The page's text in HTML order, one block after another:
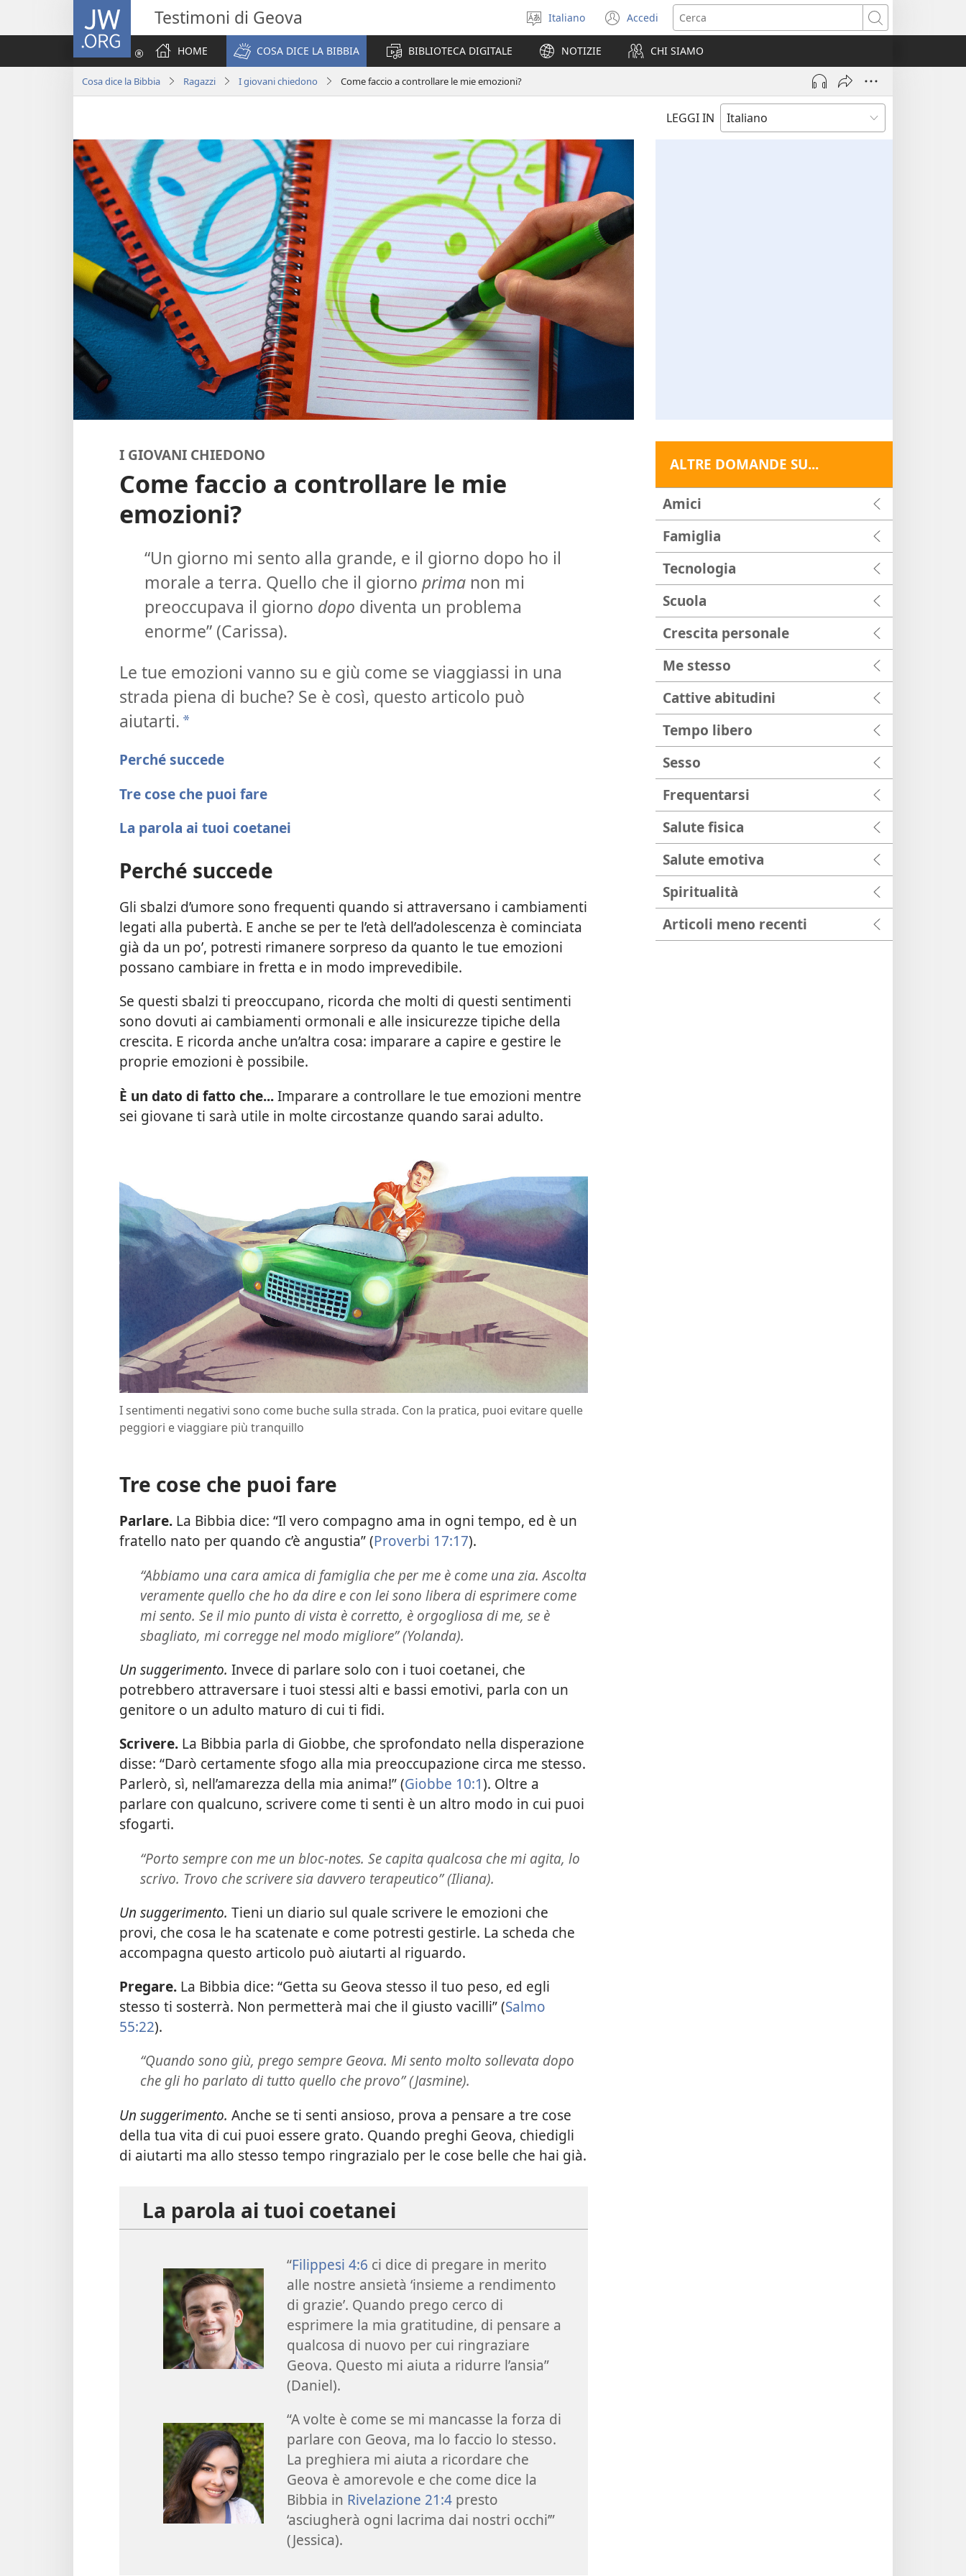
JW.ORG Testimoni di Geova
Seleziona
la
lingua
Italiano Accedi
(apre
una
nuova
finestra)
Cerca
HOME
COSA DICE LA BIBBIA BIBLIOTECA DIGITALE NOTIZIE CHI SIAMO
Cosa dice la Bibbia Ragazzi I giovani chiedono Come faccio a controllare le mie emozioni?
LEGGI IN
I GIOVANI CHIEDONO
Come faccio a controllare le mie
emozioni?
“Un giorno mi sento alla grande, e il giorno dopo ho il
morale a terra. Quello che il giorno primanon mi
preoccupava il giorno dopo diventa un problema
enorme” (Carissa).
Le tue emozioni vanno su e giù come se viaggiassi in una
strada piena di buche? Se è così, questo articolo può
aiutarti. a
Perché succede
Tre cose che puoi fare
La parola ai tuoi coetanei
Perché succede
Gli sbalzi d’umore sono frequenti quando si attraversano i cambiamenti
legati alla pubertà. E anche se per te l’età dell’adolescenza è cominciata
già da un po’, potresti rimanere sorpreso da quanto le tue emozioni
possano cambiare in fretta e in modo imprevedibile.
Se questi sbalzi ti preoccupano, ricorda che molti di questi sentimenti
sono dovuti ai cambiamenti ormonali e alle insicurezze tipiche della
crescita. E ricorda anche un’altra cosa: imparare a capire e gestire le
proprie emozioni è possibile.
È un dato di fatto che...Imparare a controllare le tue emozioni mentre
sei giovane ti sarà utile in molte circostanze quando sarai adulto.
I sentimenti negativi sono come buche sulla strada. Con la pratica, puoi evitare quelle
peggiori e viaggiare più tranquillo
Tre cose che puoi fare
Parlare. La Bibbia dice: “Il vero compagno ama in ogni tempo, ed è un
fratello nato per quando c’è angustia” (Proverbi 17:17).
“Abbiamo una cara amica di famiglia che per me è come una zia. Ascolta
veramente quello che ho da dire e con lei sono libera di esprimere come
mi sento. Se il mio punto di vista è corretto, è orgogliosa di me, se è
sbagliato, mi corregge nel modo migliore” (Yolanda).
Un suggerimento. Invece di parlare solo con i tuoi coetanei, che
potrebbero attraversare i tuoi stessi alti e bassi emotivi, parla con un
genitore o un adulto maturo di cui ti fidi.
Scrivere. La Bibbia parla di Giobbe, che sprofondato nella disperazione
disse: “Darò certamente sfogo alla mia preoccupazione circa me stesso.
Parlerò, sì, nell’amarezza della mia anima!” (Giobbe 10:1). Oltre a
parlare con qualcuno, scrivere come ti senti è un altro modo in cui puoi
sfogarti.
“Porto sempre con me un bloc-notes. Se capita qualcosa che mi agita, lo
scrivo. Trovo che scrivere sia davvero terapeutico” (Iliana).
Un suggerimento. Tieni un diario sul quale scrivere le emozioni che
provi, che cosa le ha scatenate e come potresti gestirle. La scheda che
accompagna questo articolo può aiutarti al riguardo.
Pregare. La Bibbia dice: “Getta su Geova stesso il tuo peso, ed egli
stesso ti sosterrà. Non permetterà mai che il giusto vacilli” (Salmo
55:22).
“Quando sono giù, prego sempre Geova. Mi sento molto sollevata dopo
che gli ho parlato di tutto quello che provo” (Jasmine).
Un suggerimento. Anche se ti senti ansioso, prova a pensare a tre cose
della tua vita di cui puoi essere grato. Quando preghi Geova, chiedigli
di aiutarti ma allo stesso tempo ringrazialo per le cose belle che hai già.
La parola ai tuoi coetanei
“Filippesi 4:6 ci dice di pregare in merito
alle nostre ansietà ‘insieme a rendimento
di grazie’. Quando prego cerco di
esprimere la mia gratitudine, di pensare a
qualcosa di nuovo per cui ringraziare
Geova. Questo mi aiuta a ridurre l’ansia”
(Daniel).
“A volte è come se mi mancasse la forza di
parlare con Geova, ma lo faccio lo stesso.
La preghiera mi aiuta a ricordare che
Geova è amorevole e che come dice la
Bibbia in Rivelazione 21:4presto
‘asciugherà ogni lacrima dai nostri occhi’”
(Jessica).
ALTRE DOMANDE SU...
Amici
Famiglia
Tecnologia
Scuola
Crescita personale
Me stesso
Cattive abitudini
Tempo libero
Sesso
Frequentarsi
Salute fisica
Salute emotiva
Spiritualità
Articoli meno recenti